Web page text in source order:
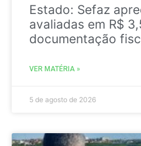
Estado: Sefaz
avaliadas em R$
documentação
VER MATÉRIA »
5 de agosto de 2026